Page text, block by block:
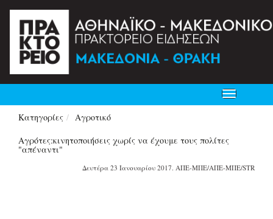
Toggle
navigation
Κατηγορίες
Αγροτικό
Αγρότες:κινητοποιήσεις χωρίς να έχουμε τους πολίτες
"απέναντι"
Δευτέρα 23 Ιανουαρίου 2017. ΑΠΕ-ΜΠΕ/ΑΠΕ-ΜΠΕ/STR